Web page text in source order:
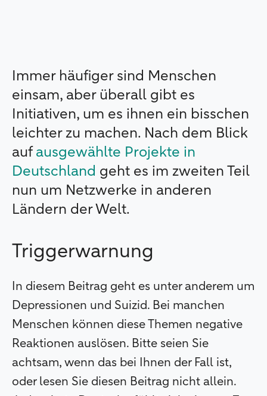
Immer häufiger sind Menschen
einsam, aber überall gibt es
Initiativen, um es ihnen ein bisschen
leichter zu machen. Nach dem Blick
auf ausgewählte Projekte in
Deutschland geht es im zweiten Teil
nun um Netzwerke in anderen
Ländern der Welt.
Triggerwarnung
In diesem Beitrag geht es unter anderem um
Depressionen und Suizid. Bei manchen
Menschen können diese Themen negative
Reaktionen auslösen. Bitte seien Sie
achtsam, wenn das bei Ihnen der Fall ist,
oder lesen Sie diesen Beitrag nicht allein.